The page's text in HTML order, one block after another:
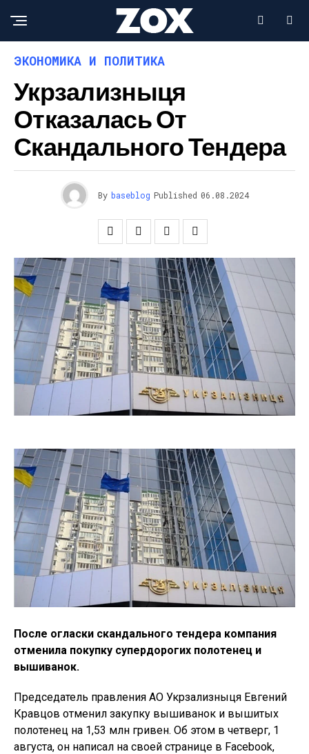
ЭКОНОМИКА И ПОЛИТИКА
Укрзализныця
Отказалась От
Скандального Тендера
By baseblog Published 06.08.2024
После огласки скандального тендера компания
отменила покупку супердорогих полотенец и
вышиванок.
Председатель правления АО Укрзализныця Евгений
Кравцов отменил закупку вышиванок и вышитых
полотенец на 1,53 млн гривен. Об этом в четверг, 1
августа, он написал на своей странице в Facebook,